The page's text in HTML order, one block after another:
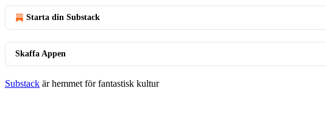
Starta din Substack
Skaffa Appen
Substack är hemmet för fantastisk kultur